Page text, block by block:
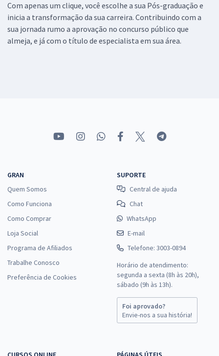
Com apenas um clique, você escolhe a sua Pós-graduação e
inicia a transformação da sua carreira. Contribuindo com a
sua jornada rumo a aprovação no concurso público que
almeja, e já com o título de especialista em sua área.
GRAN
Quem Somos
Como Funciona
Como Comprar
Loja Social
Programa de Afiliados
Trabalhe Conosco
Preferência de Cookies
SUPORTE
Central de ajuda
Chat
WhatsApp
E-mail
Telefone: 3003-0894
Horário de atendimento:
segunda a sexta (8h às 20h),
sábado (9h às 13h).
Foi aprovado?
Envie-nos a sua história!